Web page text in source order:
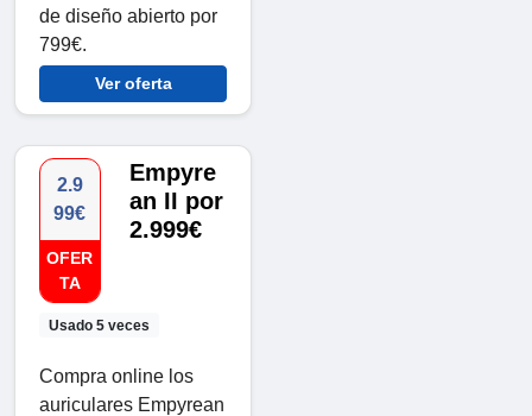
de diseño abierto por
799€.
Ver oferta
2.9
99€
OFER
TA
Usado 5 veces
Empyre
an II por
2.999€
Compra online los
auriculares Empyrean